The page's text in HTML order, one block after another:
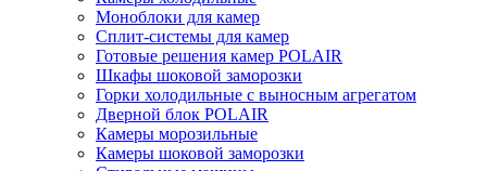
Моноблоки для камер
Сплит-системы для камер
Готовые решения камер POLAIR
Шкафы шоковой заморозки
Горки холодильные с выносным агрегатом
Дверной блок POLAIR
Камеры морозильные
Камеры шоковой заморозки